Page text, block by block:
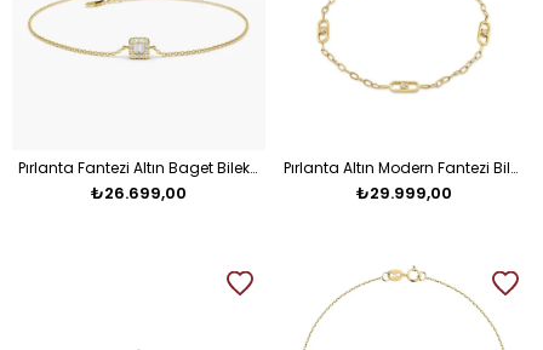
Pırlanta Fantezi Altın Baget Bileklik
₺26.699,00
Pırlanta Altın Modern Fantezi Bileklik
₺29.999,00